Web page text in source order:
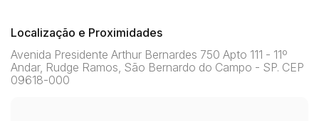
Localização e Proximidades
Avenida Presidente Arthur Bernardes 750 Apto 111 - 11º
Andar, Rudge Ramos, São Bernardo do Campo - SP. CEP
09618-000